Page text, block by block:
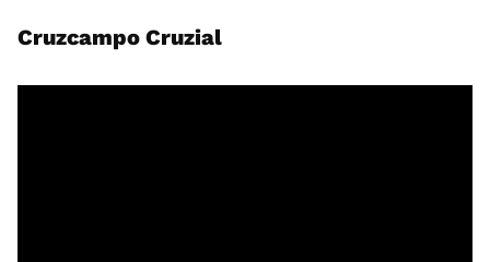
Cruzcampo Cruzial